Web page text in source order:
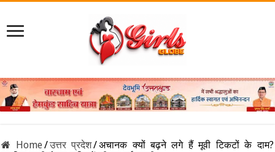
Home/उत्तर प्रदेश/अचानक क्यों बढ़ने लगे हैं मूवी टिकटों के दाम?